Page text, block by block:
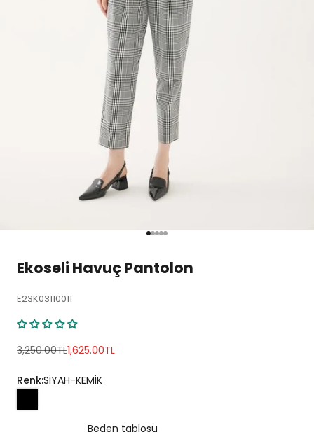
1 ögesine git
2 ögesine git
3 ögesine git
4 ögesine git
5 ögesine git
Ekoseli Havuç Pantolon
E23K03110011
Normal fiyat
3,250.00TLİndirimli fiyat
1,625.00TL
Renk:SİYAH-KEMİK
Beden tablosu